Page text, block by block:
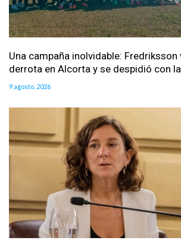
Una campaña inolvidable: Fredriksson
derrota en Alcorta y se despidió con
9 agosto, 2026